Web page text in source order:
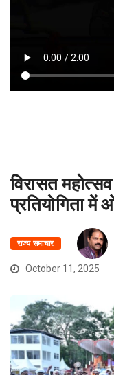
विरासत
प्रतियोगिता
राज्य समाचार
October 11, 2025